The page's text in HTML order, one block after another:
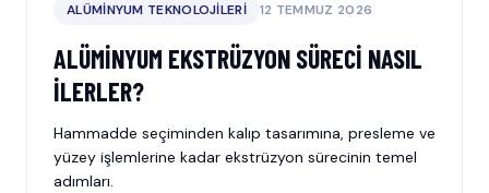
ALÜMINYUM TEKNOLOJILERI 12 TEMMUZ 2026
ALÜMINYUM EKSTRÜZYON SÜRECI NASIL
İLERLER?
Hammadde seçiminden kalıp tasarımına, presleme ve
yüzey işlemlerine kadar ekstrüzyon sürecinin temel
adımları.